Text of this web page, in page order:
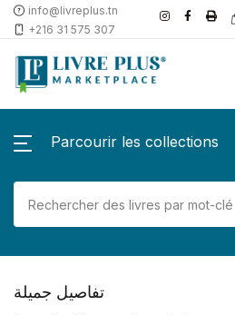
info@livreplus.tn
+216 31 575 307
Parcourir les collections
تفاصيل جميلة